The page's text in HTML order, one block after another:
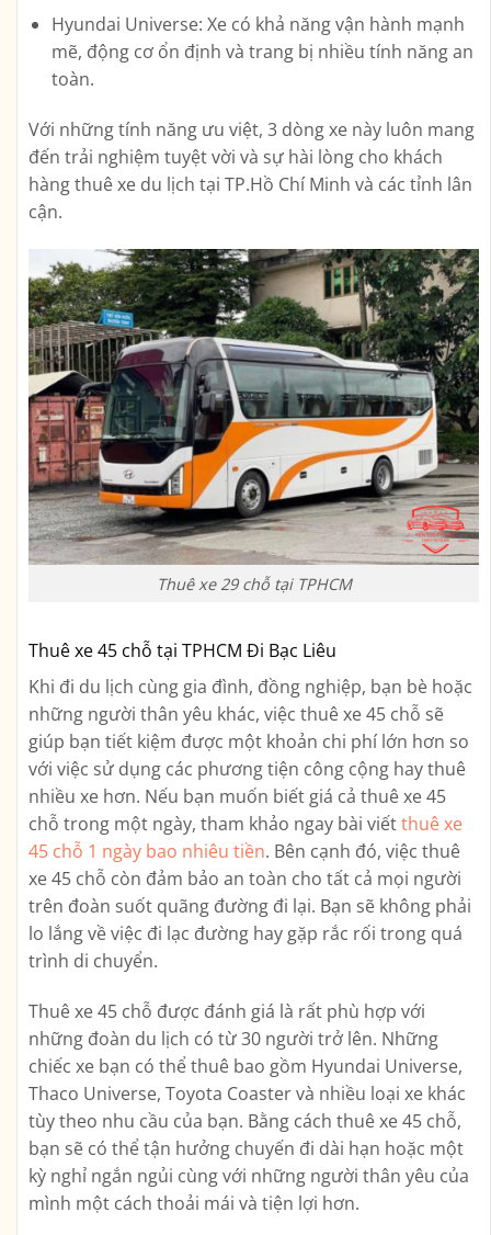
Hyundai Universe: Xe có khả năng vận hành mạnh
mẽ, động cơ ổn định và trang bị nhiều tính năng an
toàn.
Với những tính năng ưu việt, 3 dòng xe này luôn mang
đến trải nghiệm tuyệt vời và sự hài lòng cho khách
hàng thuê xe du lịch tại TP.Hồ Chí Minh và các tỉnh lân
cận.
Thuê xe 29 chỗ tại TPHCM
Thuê xe 45 chỗ tại TPHCM Đi Bạc Liêu
Khi đi du lịch cùng gia đình, đồng nghiệp, bạn bè hoặc
những người thân yêu khác, việc thuê xe 45 chỗ sẽ
giúp bạn tiết kiệm được một khoản chi phí lớn hơn so
với việc sử dụng các phương tiện công cộng hay thuê
nhiều xe hơn. Nếu bạn muốn biết giá cả thuê xe 45
chỗ trong một ngày, tham khảo ngay bài viếtthuê xe
45 chỗ 1 ngày bao nhiêu tiền. Bên cạnh đó, việc thuê
xe 45 chỗ còn đảm bảo an toàn cho tất cả mọi người
trên đoàn suốt quãng đường đi lại. Bạn sẽ không phải
lo lắng về việc đi lạc đường hay gặp rắc rối trong quá
trình di chuyển.
Thuê xe 45 chỗ được đánh giá là rất phù hợp với
những đoàn du lịch có từ 30 người trở lên. Những
chiếc xe bạn có thể thuê bao gồm Hyundai Universe,
Thaco Universe, Toyota Coaster và nhiều loại xe khác
tùy theo nhu cầu của bạn. Bằng cách thuê xe 45 chỗ,
bạn sẽ có thể tận hưởng chuyến đi dài hạn hoặc một
kỳ nghỉ ngắn ngủi cùng với những người thân yêu của
mình một cách thoải mái và tiện lợi hơn.